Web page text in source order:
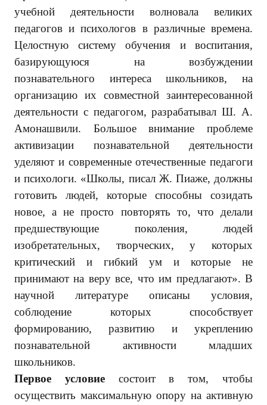
учебной деятельности волновала великих
педагогов и психологов в различные времена.
Целостную систему обучения и воспитания,
базирующуюся на возбуждении
познавательного интереса школьников, на
организацию их совместной заинтересованной
деятельности с педагогом, разрабатывал Ш. А.
Амонашвили. Большое внимание проблеме
активизации познавательной деятельности
уделяют и современные отечественные педагоги
и психологи. «Школы, писал Ж. Пиаже, должны
готовить людей, которые способны созидать
новое, а не просто повторять то, что делали
предшествующие поколения, людей
изобретательных, творческих, у которых
критический и гибкий ум и которые не
принимают на веру все, что им предлагают». В
научной литературе описаны условия,
соблюдение которых способствует
формированию, развитию и укреплению
познавательной активности младших
школьников.
Первое условиесостоит в том, чтобы
осуществить максимальную опору на активную